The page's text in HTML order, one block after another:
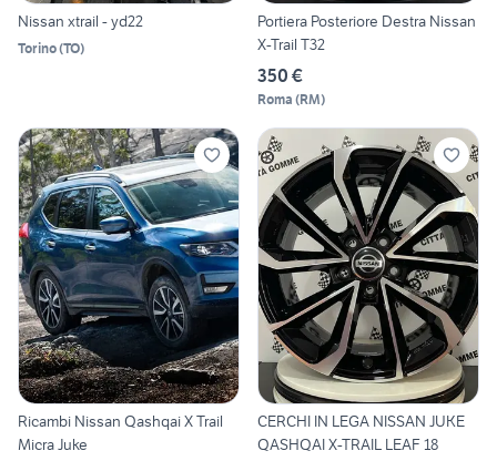
Nissan xtrail - yd22
Torino(TO)
Portiera Posteriore Destra Nissan
X-Trail T32
350 €
Roma (RM)
Ricambi Nissan Qashqai X Trail
Micra Juke
CERCHI IN LEGA NISSAN JUKE
QASHQAI X-TRAIL LEAF 18